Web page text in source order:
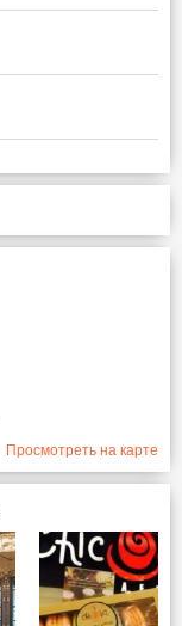
Просмотреть на карте